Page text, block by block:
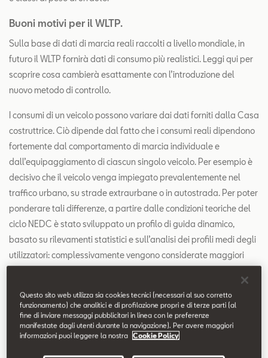
Buoni motivi per il WLTP.
Sulla base di dati di marcia reali raccolti a livello mondiale, in
futuro il WLTP fornirà dati di consumo più realistici. Leggi qui per
scoprire cosa cambierà esattamente con l’introduzione del
nuovo metodo di controllo.
I consumi di un veicolo possono variare dai dati forniti dalla Casa
costruttrice. Ciò dipende dal fatto che i consumi reali dipendono
fortemente dal comportamento di marcia individuale e
dall’equipaggiamento di ciascun singolo veicolo. Per esempio è
decisivo che il veicolo venga impiegato prevalentemente nel
traffico urbano, su strade extraurbane o in autostrada. Per poter
ponderare tali differenze, a partire dalle condizioni teoriche del
ciclo NEDC è stato sviluppato un profilo di guida dinamico,
basato su rilevamenti statistici e sull’analisi dei profili medi degli
utilizzatori: complessivamente vengono considerate maggiori
extraurbano in un calcolo combinato, il veicolo viene ora testato
in quattro fasi caratterizzate da differenti range di velocità.
Questi valori dei gas di scarico e dei consumi misurati secondo il
Questo sito web utilizza sia cookies tecnici (necessari al suo corretto
funzionamento) che analitici e di profilazione propri e di terze parti (al
fine di inviare messaggi pubblicitari in linea con le preferenze
manifestate dagli utenti durante la navigazione). Per avere maggiori
informazioni puoi leggere la nostra
Cookie Policy